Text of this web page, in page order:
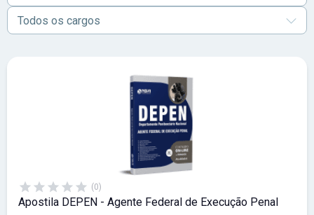
Todos os cargos
(0)
Apostila DEPEN - Agente Federal de Execução Penal